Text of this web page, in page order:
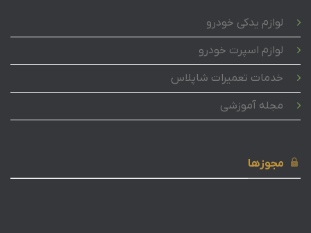
لوازم یدکی خودرو
لوازم اسپرت خودرو
خدمات تعمیرات شاپلاس
مجله آموزشی
مجوزها